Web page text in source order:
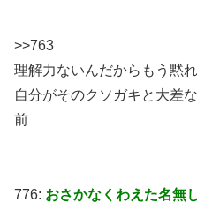
>>763
理解力ないんだからもう黙
自分がそのクソガキと大差
前
776: おさかなくわえた名無